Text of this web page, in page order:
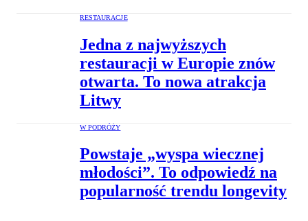
RESTAURACJE
Jedna z najwyższych
restauracji w Europie znów
otwarta. To nowa atrakcja
Litwy
W PODRÓŻY
Powstaje „wyspa wiecznej
młodości”. To odpowiedź na
popularność trendu longevity